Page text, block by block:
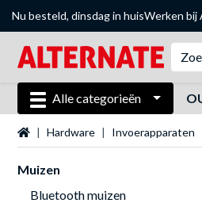
Nu besteld, dinsdag in huisWerken bij
Alle categorieën
Startpagina
Hardware Invoerapparaten
Muizen
Bluetooth muizen